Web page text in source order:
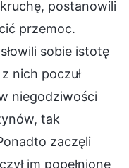
postanowili
przemoc.
sobie istotę
nich poczuł
niegodziwości
tak
zaczęli
im popełnione